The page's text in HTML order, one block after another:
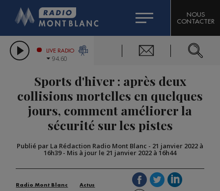
LES CHRONIQUES DE L'EXPERT
CITIZEN MACHINERY
GRAND MASSIF DOMAINES SKIABLES
BIGARD
COMPAGNIE DU MONT-BLANC
NOUS
CONTACTER
LIVE RADIO
94.60
Sports d'hiver : après deux
collisions mortelles en quelques
jours, comment améliorer la
sécurité sur les pistes
Publié par La Rédaction Radio Mont Blanc - 21 janvier 2022 à
16h39- Mis à jour le 21 janvier 2022 à 16h44
Radio Mont Blanc
Actus